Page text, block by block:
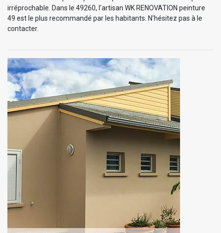
irréprochable. Dans le 49260, l'artisan WK RENOVATION peinture
49 est le plus recommandé par les habitants. N’hésitez pas à le
contacter.